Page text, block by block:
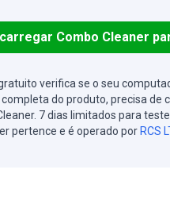
Combo Cleaner
verifica se o seu
do produto, precisa de
7 dias limitados para
pertence e é operado por RCS